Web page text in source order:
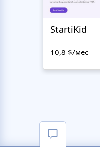
StartiKid
10,8 $/мес